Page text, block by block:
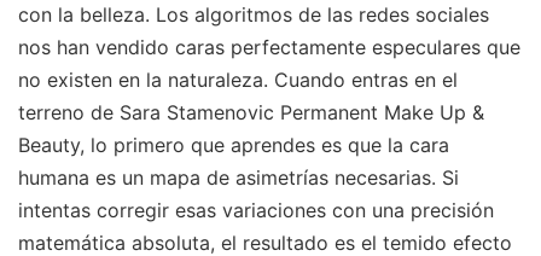
con la belleza. Los algoritmos de las redes sociales
nos han vendido caras perfectamente especulares que
no existen en la naturaleza. Cuando entras en el
terreno de Sara Stamenovic Permanent Make Up &
Beauty, lo primero que aprendes es que la cara
humana es un mapa de asimetrías necesarias. Si
intentas corregir esas variaciones con una precisión
matemática absoluta, el resultado es el temido efecto